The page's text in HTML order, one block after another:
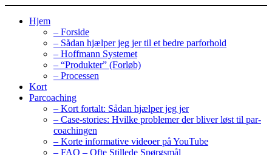
Hjem
– Forside
– Sådan hjælper jeg jer til et bedre parforhold
– Hoffmann Systemet
– “Produkter” (Forløb)
– Processen
Kort
Parcoaching
– Kort fortalt: Sådan hjælper jeg jer
– Case-stories: Hvilke problemer der bliver løst til par-
coachingen
– Korte informative videoer på YouTube
– FAQ – Ofte Stillede Spørgsmål